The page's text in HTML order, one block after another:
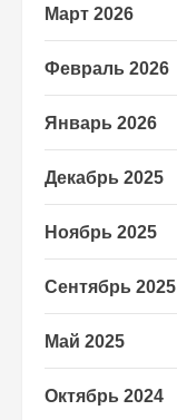
Март 2026
Февраль 2026
Январь 2026
Декабрь 2025
Ноябрь 2025
Сентябрь 2025
Май 2025
Октябрь 2024